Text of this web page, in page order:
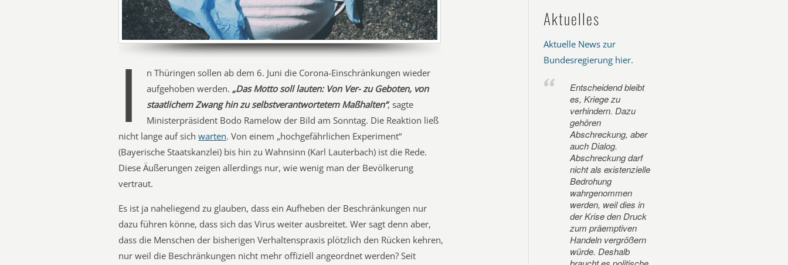
I
n Thüringen sollen ab dem 6. Juni die Corona-Einschränkungen wieder
aufgehoben werden. „Das Motto soll lauten: Von Ver- zu Geboten, von
staatlichem Zwang hin zu selbstverantwortetem Maßhalten“, sagte
Ministerpräsident Bodo Ramelow der Bild am Sonntag. Die Reaktion ließ
nicht lange auf sich warten. Von einem „hochgefährlichen Experiment“
(Bayerische Staatskanzlei) bis hin zu Wahnsinn (Karl Lauterbach) ist die Rede.
Diese Äußerungen zeigen allerdings nur, wie wenig man der Bevölkerung
vertraut.
Es ist ja naheliegend zu glauben, dass ein Aufheben der Beschränkungen nur
dazu führen könne, dass sich das Virus weiter ausbreitet. Wer sagt denn aber,
dass die Menschen der bisherigen Verhaltenspraxis plötzlich den Rücken kehren,
nur weil die Beschränkungen nicht mehr offiziell angeordnet werden? Seit
Aktuelles
Aktuelle News zur
Bundesregierung hier.
Entscheidend bleibt
es, Kriege zu
verhindern. Dazu
gehören
Abschreckung, aber
auch Dialog.
Abschreckung darf
nicht als existenzielle
Bedrohung
wahrgenommen
werden, weil dies in
der Krise den Druck
zum präemptiven
Handeln vergrößern
würde. Deshalb